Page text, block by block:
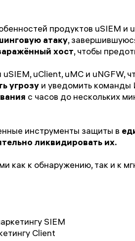
продуктов uSIEM и
атаку,
хост, чтобы
uClient, uMC и uNGFW,
угрозу и уведомить
с часов до нескольких
инструменты защиты в
ликвидировать их.
как к обнаружению, так и к
SIEM
Client